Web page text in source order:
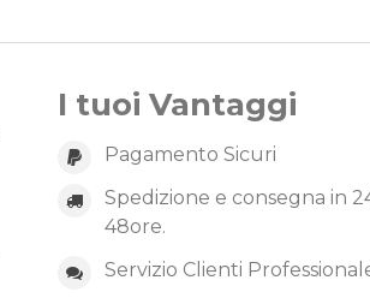
I tuoi Vantaggi
Pagamento Sicuri
Spedizione e consegna in
48ore.
Servizio Clienti